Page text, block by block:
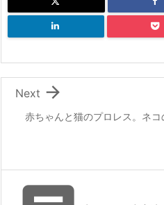
赤ちゃんと猫のプロレス。ネ

Next